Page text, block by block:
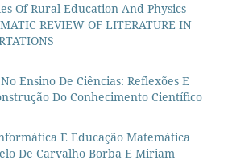
Of Rural Education And Physics
REVIEW OF LITERATURE IN
Ensino De Ciências: Reflexões E
Do Conhecimento Científico
E Educação Matemática
De Carvalho Borba E Miriam